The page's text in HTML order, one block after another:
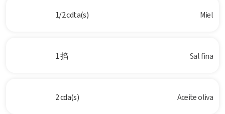
1/2 cdta(s) Miel
1 掐 Sal fina
2 cda(s) Aceite oliva